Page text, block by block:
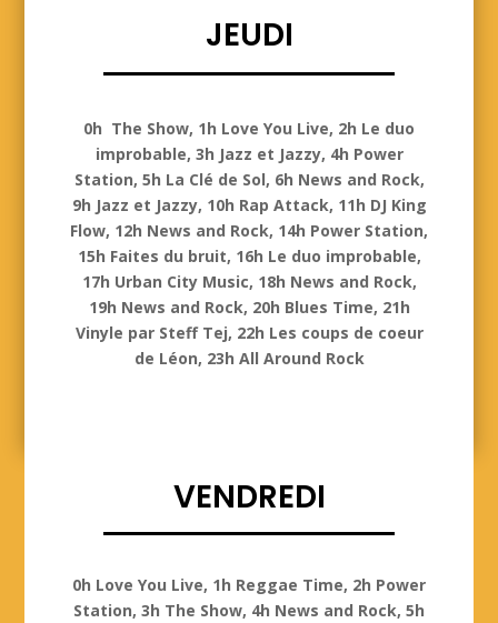
JEUDI
0h The Show, 1h Love You Live, 2h Le duo
improbable, 3h Jazz et Jazzy, 4h Power
Station, 5h La Clé de Sol, 6h News and Rock,
9h Jazz et Jazzy, 10h Rap Attack, 11h DJ King
Flow, 12h News and Rock, 14h Power Station,
15h Faites du bruit, 16h Le duo improbable,
17h Urban City Music, 18h News and Rock,
19h News and Rock, 20h Blues Time, 21h
Vinyle par Steff Tej, 22h Les coups de coeur
de Léon, 23h All Around Rock
VENDREDI
0h Love You Live, 1h Reggae Time, 2h Power
Station, 3h The Show, 4h News and Rock, 5h